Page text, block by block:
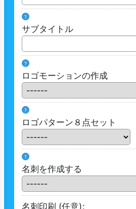
?
サブタイトル
?
ロゴモーションの作成
?
ロゴパターン８点セット
?
名刺を作成する
名刺印刷 (任意):